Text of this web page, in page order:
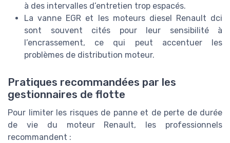
à des intervalles d’entretien trop espacés.
La vanne EGR et les moteurs diesel Renault dci
sont souvent cités pour leur sensibilité à
l’encrassement, ce qui peut accentuer les
problèmes de distribution moteur.
Pratiques recommandées par les
gestionnaires de flotte
Pour limiter les risques de panne et de perte de durée
de vie du moteur Renault, les professionnels
recommandent :